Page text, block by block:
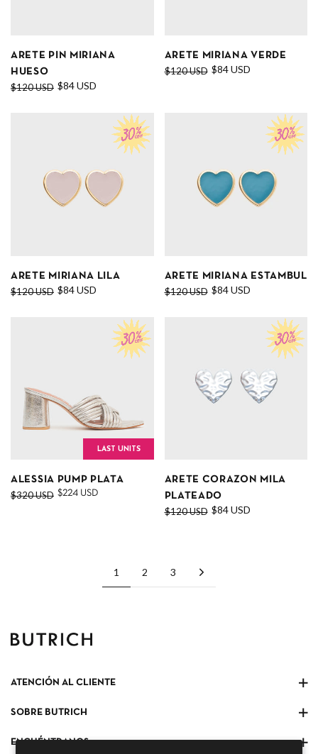
ARETE PIN MIRIANA
HUESO
$120 USD $84 USD
ARETE MIRIANA VERDE
$120 USD $84 USD
ARETE MIRIANA LILA
$120 USD $84 USD
ARETE MIRIANA ESTAMBUL
$120 USD $84 USD
LAST UNITS
ALESSIA PUMP PLATA
$320 USD $224 USD
ARETE CORAZON MILA
PLATEADO
$120 USD $84 USD
1 2 3
ATENCIÓN AL CLIENTE
SOBRE BUTRICH
ENCUÉNTRANOS